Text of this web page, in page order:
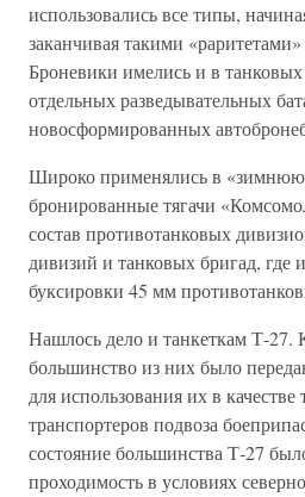
использовались все типы,
заканчивая такими
Броневики имелись и в
отдельных разведывательных
новосформированных
Широко применялись в
бронированные тягачи
состав противотанковых
дивизий и танковых бригад, где
буксировки 45 мм
Нашлось дело и танкеткам Т-27.
большинство из них было
для использования их в качестве
транспортеров подвоза
состояние большинства Т-27
проходимость в условиях